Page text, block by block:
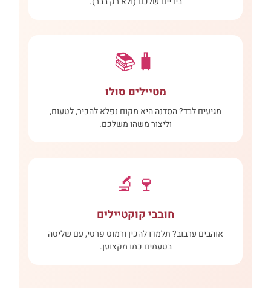
🧳📚
מטיילים סולו
מגיעים לבד? הסדנה היא מקום נפלא להכיר, לטעום,
וליצור משהו משלכם.
🍷🔬
חובבי קוקטיילים
אוהבים ערבוב? תלמדו להכין ורמוט פרטי, עם שליטה
בטעמים כמו מקצוען.